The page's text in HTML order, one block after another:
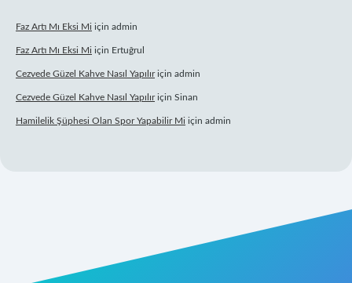
Faz Artı Mı Eksi Mi için admin
Faz Artı Mı Eksi Mi için Ertuğrul
Cezvede Güzel Kahve Nasıl Yapılıriçin admin
Cezvede Güzel Kahve Nasıl Yapılıriçin Sinan
Hamilelik Şüphesi Olan Spor Yapabilir Mi için admin
betexper.xyz